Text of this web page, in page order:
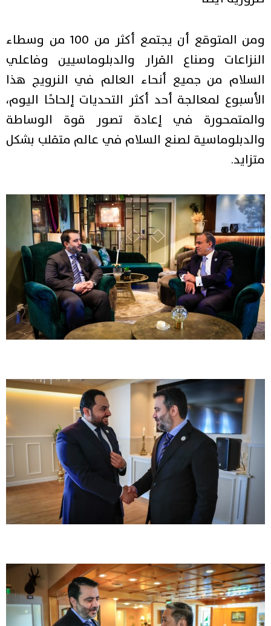
ومن المتوقع أن يجتمع أكثر من 100 من وسطاء
النزاعات وصناع القرار والدبلوماسيين وفاعلي
السلام من جميع أنحاء العالم في النرويج هذا
الأسبوع لمعالجة أحد أكثر التحديات إلحاحًا اليوم،
والمتمحورة في إعادة تصور قوة الوساطة
والدبلوماسية لصنع السلام في عالم متقلب بشكل
متزايد.